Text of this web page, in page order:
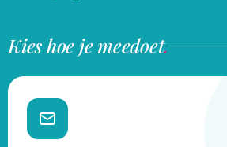
Kies hoe je meedoet.